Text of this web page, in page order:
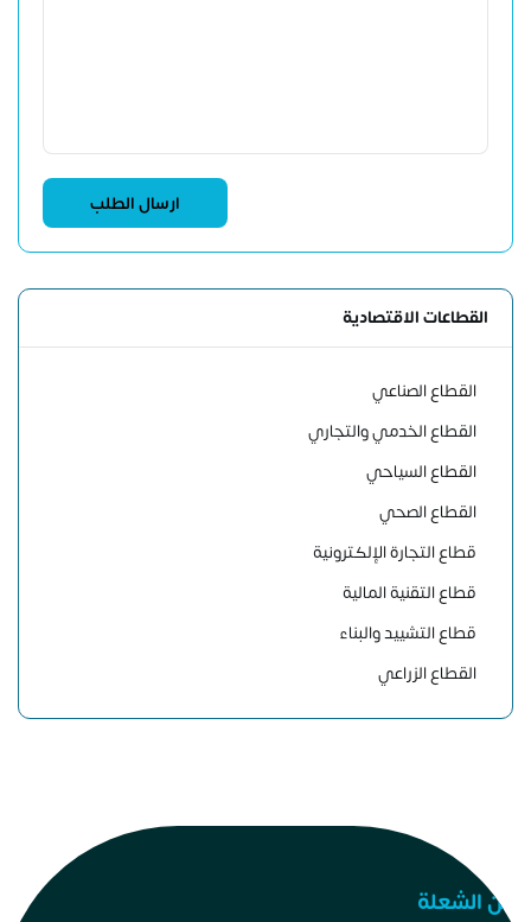
القطاعات الاقتصادية
القطاع الصناعي
القطاع الخدمي والتجاري
القطاع السياحي
القطاع الصحي
قطاع التجارة الإلكترونية
قطاع التقنية المالية
قطاع التشييد والبناء
القطاع الزراعي
عن الشعلة